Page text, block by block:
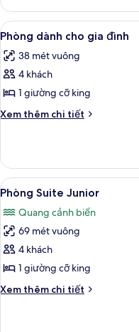
Phòng
Tiêu
chuẩn
Xem
tất
cả
ảnh
Phòng
dành
đình
10
Phòng dành cho gia đình
38 mét vuông
4 khách
1 giường cỡ king
Xem thêm chi tiết
Chi
Phòng
dành
cho
đình
Xem
tất
cả
ảnh
Phòng
Suite
Junior
8
Phòng Suite Junior
Quang cảnh biển
69 mét vuông
4 khách
1 giường cỡ king
Xem thêm chi tiết
Chi